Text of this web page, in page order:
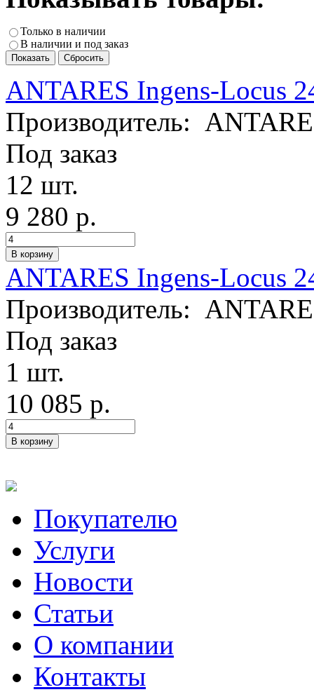
Только в наличии
В наличии и под заказ
ANTARES Ingens-Locus
Производитель:
Под заказ
12 шт.
9 280 р.
ANTARES Ingens-Locus
Производитель:
Под заказ
1 шт.
10 085 р.
Покупателю
Услуги
Новости
Статьи
О компании
Контакты